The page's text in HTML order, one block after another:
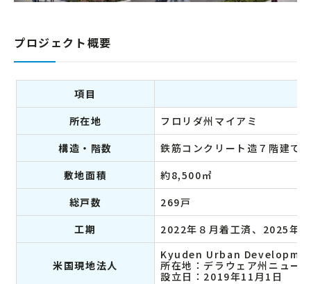
プロジェクト概要
項目
所在地
フロリダ州マイアミ
構造・階数
鉄筋コンクリート造７階建て
敷地面積
約8,500㎡
総戸数
269戸
工期
2022年８月着工済、2025年
米国現地法人
Kyuden Urban
所在地：デラウェア州ニュー
設立日：2019年11月1日